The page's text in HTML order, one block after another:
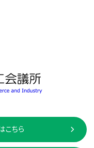
こちら